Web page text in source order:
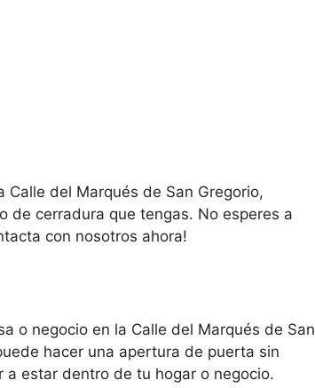
del Marqués de San Gregorio,
de cerradura que tengas. No esperes a
con nosotros ahora!
o negocio en la Calle del Marqués de San
hacer una apertura de puerta sin
estar dentro de tu hogar o negocio.